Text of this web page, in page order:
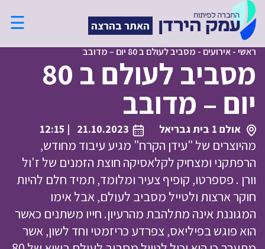
האתר בהרצה ☰
ראשי-אירועים - מסביב לעולם ב 80 יום – מדובב
מסביב לעולם ב 80
יום – מדובב
אולם 1 בית גבריאל 21.10.2023
| 12:15
מהיוצרים של "עידן הקרח" מגיע עיבוד מחודש,
הרפתקני ומצחיק לקלאסיקה חוצת הזמנים של ז'ול
וורן . פספרטו, קופיף צעיר ומלומד, תמיד חלם להיות
חוקר ארצות ולטייל מסביב לעולם, אבל אימו
המגוננת אינה מתלהבת מהרעיון. חייו משתנים כאשר
הוא פוגש בפיליאס, צפרדע כריזמטי וחד לשון, אשר